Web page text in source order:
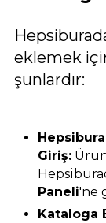
eklemek
şunlardır:
Giriş:
Paneli'ne
Kataloga